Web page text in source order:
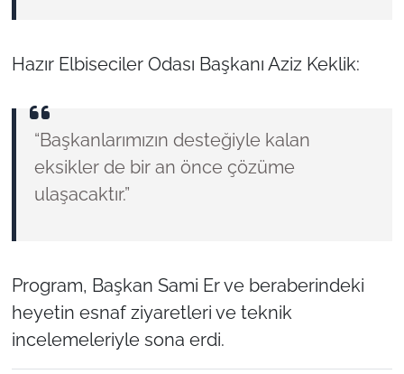
Hazır Elbiseciler Odası Başkanı Aziz Keklik:
“Başkanlarımızın desteğiyle kalan
eksikler de bir an önce çözüme
ulaşacaktır.”
Program, Başkan Sami Er ve beraberindeki
heyetin esnaf ziyaretleri ve teknik
incelemeleriyle sona erdi.